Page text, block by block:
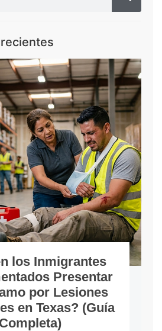
los Inmigrantes
Presentar
por Lesiones
en Texas? (Guía
Completa)